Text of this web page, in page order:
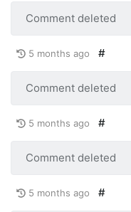
Comment deleted
5 months ago #
Comment deleted
5 months ago #
Comment deleted
5 months ago #